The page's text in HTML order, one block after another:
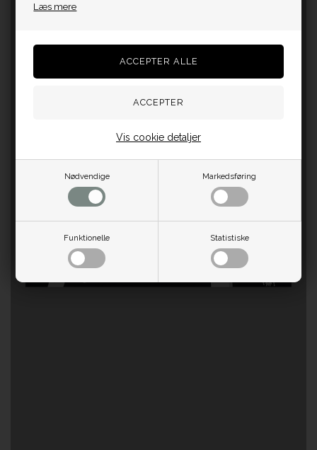
Læs mere
Nødvendige Markedsføring
Funktionelle Statistiske
Vis cookie detaljer